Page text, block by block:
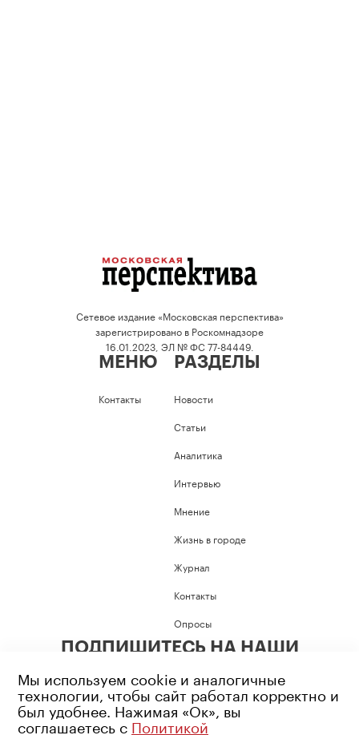
Сетевое издание «Московская перспектива»
зарегистрировано в Роскомнадзоре
16.01.2023, ЭЛ № ФС 77-84449.
МЕНЮ
Контакты
РАЗДЕЛЫ
Новости
Статьи
Аналитика
Интервью
Мнение
Жизнь в городе
Журнал
Контакты
Опросы
ПОДПИШИТЕСЬ НА НАШИ
Мы используем cookie и аналогичные
технологии, чтобы сайт работал корректно и
был удобнее. Нажимая «Ок», вы
соглашаетесь с Политикой